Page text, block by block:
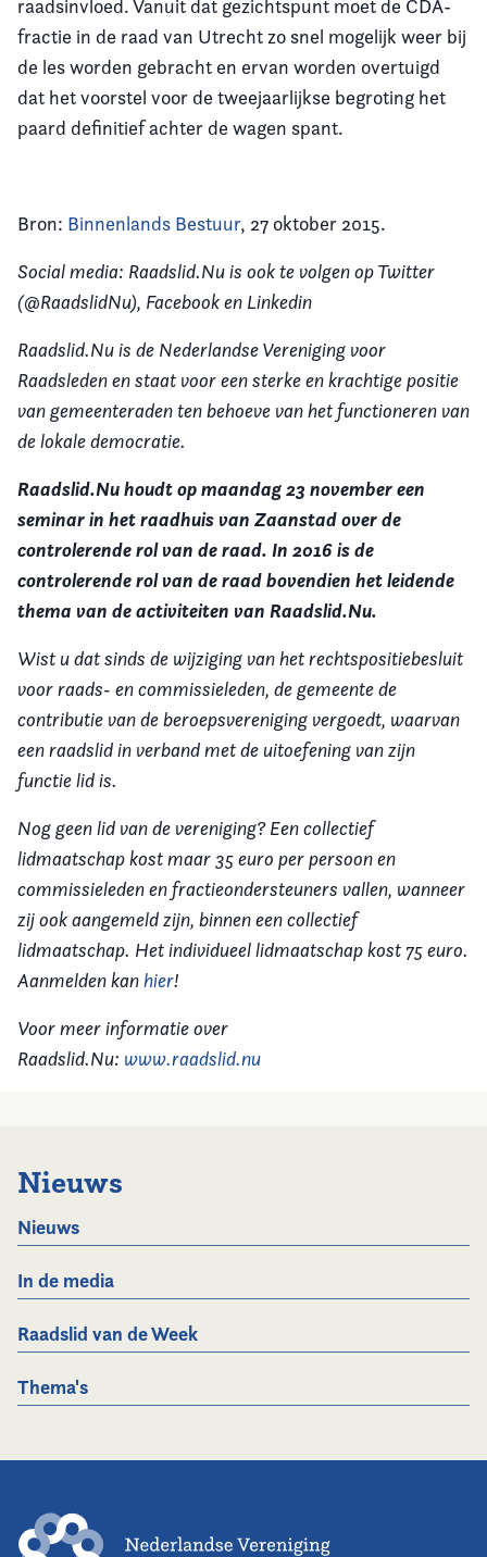
raadsinvloed. Vanuit dat gezichtspunt moet de CDA-
fractie in de raad van Utrecht zo snel mogelijk weer bij
de les worden gebracht en ervan worden overtuigd
dat het voorstel voor de tweejaarlijkse begroting het
paard definitief achter de wagen spant.
Bron: Binnenlands Bestuur, 27 oktober 2015.
Social media: Raadslid.Nu is ook te volgen op Twitter
(@RaadslidNu), Facebook en Linkedin
Raadslid.Nu is de Nederlandse Vereniging voor
Raadsleden en staat voor een sterke en krachtige positie
van gemeenteraden ten behoeve van het functioneren van
de lokale democratie.
Raadslid.Nu houdt op maandag 23 november een
seminar in het raadhuis van Zaanstad over de
controlerende rol van de raad. In 2016 is de
controlerende rol van de raad bovendien het leidende
thema van de activiteiten van Raadslid.Nu.
Wist u dat sinds de wijziging van het rechtspositiebesluit
voor raads- en commissieleden, de gemeente de
contributie van de beroepsvereniging vergoedt, waarvan
een raadslid in verband met de uitoefening van zijn
functie lid is.
Nog geen lid van de vereniging? Een collectief
lidmaatschap kost maar 35 euro per persoon en
commissieleden en fractieondersteuners vallen, wanneer
zij ook aangemeld zijn, binnen een collectief
lidmaatschap. Het individueel lidmaatschap kost 75 euro.
Aanmelden kanhier!
Voor meer informatie over
Raadslid.Nu: www.raadslid.nu
Nieuws
Nieuws
In de media
Raadslid van de Week
Thema's